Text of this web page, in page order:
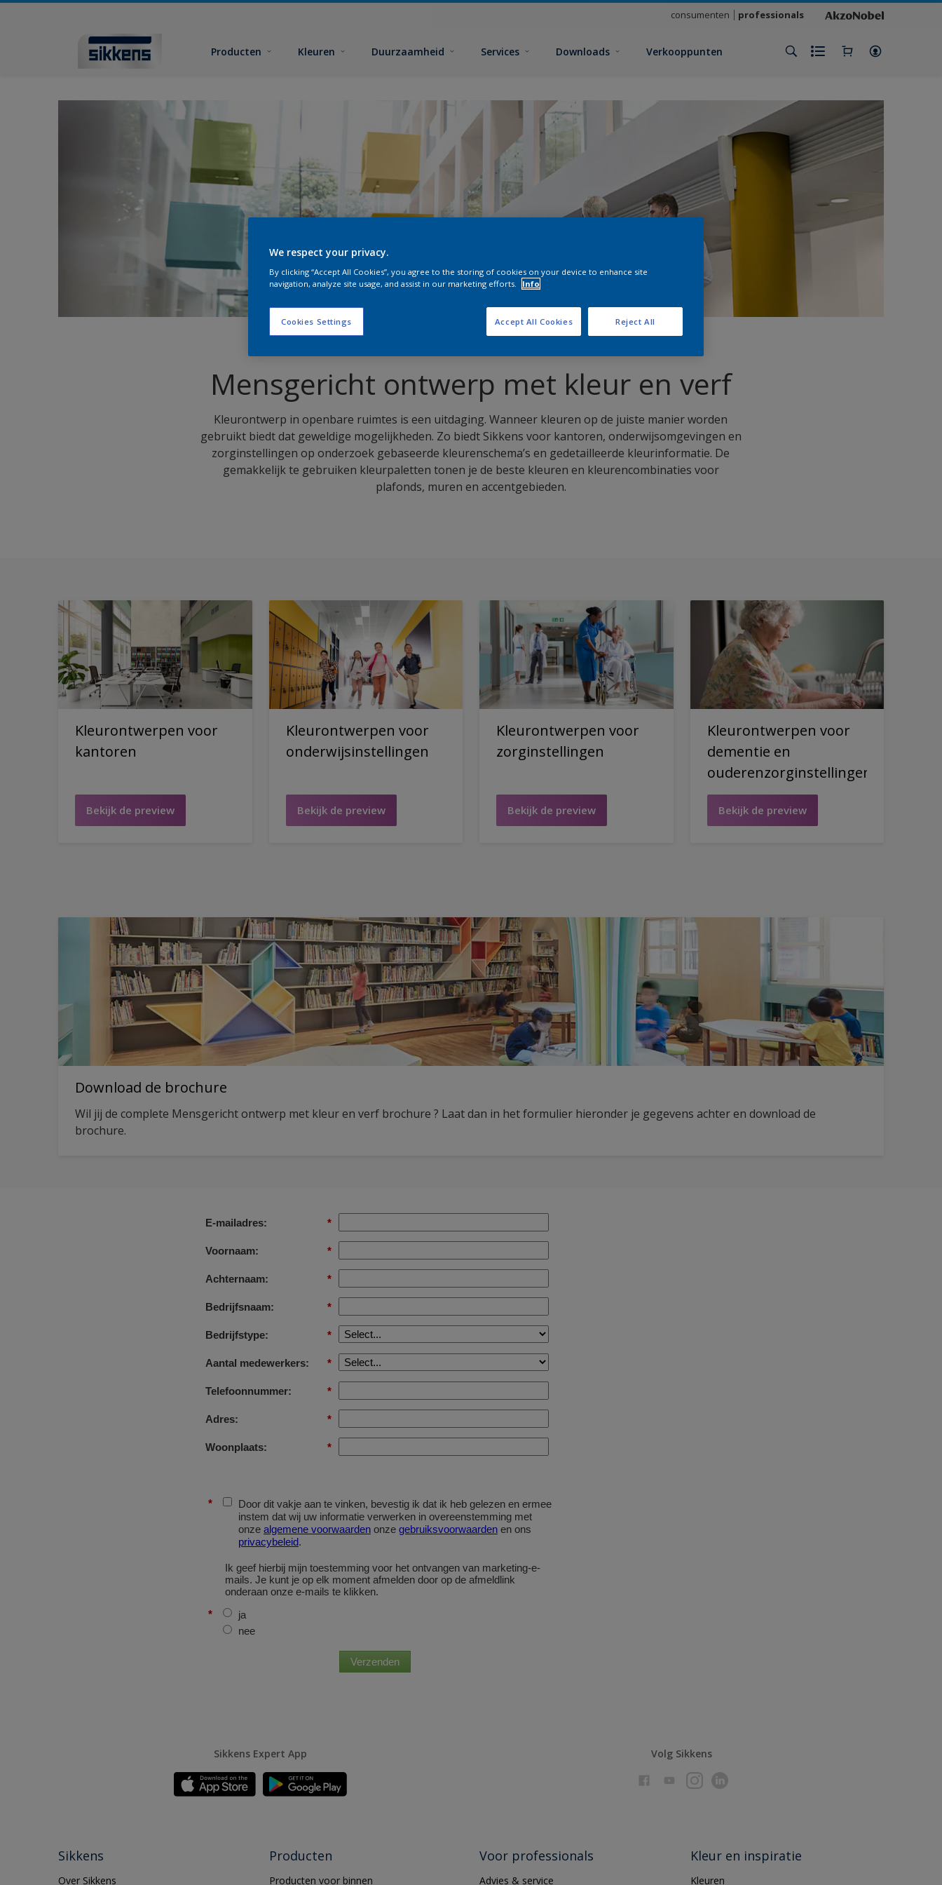
consumenten professionals
Producten Kleuren Duurzaamheid Services Downloads Verkooppunten
Mensgericht ontwerp met kleur en verf
Kleurontwerp in openbare ruimtes is een uitdaging. Wanneer kleuren op de juiste manier worden
gebruikt biedt dat geweldige mogelijkheden. Zo biedt Sikkens voor kantoren, onderwijsomgevingen en
zorginstellingen op onderzoek gebaseerde kleurenschema’s en gedetailleerde kleurinformatie. De
gemakkelijk te gebruiken kleurpaletten tonen je de beste kleuren en kleurencombinaties voor
plafonds, muren en accentgebieden.
Kleurontwerpen voor
kantoren
Bekijk de preview
Kleurontwerpen voor
onderwijsinstellingen
Bekijk de preview
Kleurontwerpen voor
zorginstellingen
Bekijk de preview
Kleurontwerpen voor
dementie en
ouderenzorginstellingen
Bekijk de preview
Download de brochure
Wil jij de complete Mensgericht ontwerp met kleur en verf brochure ? Laat dan in het formulier hieronder je gegevens achter en download de
brochure.
Sikkens Expert App Volg Sikkens
Sikkens
Over Sikkens
Producten
Producten voor binnen
Voor professionals
Advies & service
Kleur en inspiratie
Kleuren
We respect your privacy.
By clicking “Accept All Cookies”, you agree to the storing of cookies on your device to enhance site
navigation, analyze site usage, and assist in our marketing efforts.
Info
Cookies Settings Reject All
Accept All Cookies